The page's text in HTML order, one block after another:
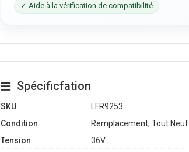
✓ Aide à la vérification de compatibilité
Spécificfation
SKU
LFR9253
Condition
Remplacement, Tout Neuf
Tension
36V